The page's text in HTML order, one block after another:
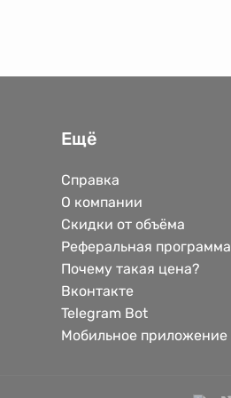
Ещё
Справка
О компании
Скидки от объёма
Реферальная программа
Почему такая цена?
Вконтакте
Telegram Bot
Мобильное приложение